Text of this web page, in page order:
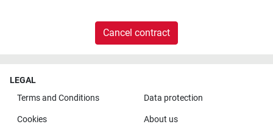
Cancel contract
LEGAL
Terms and Conditions
Data protection
Cookies About us